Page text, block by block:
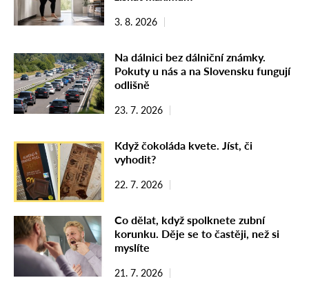
3. 8. 2026
Na dálnici bez dálniční známky.
Pokuty u nás a na Slovensku fungují
odlišně
23. 7. 2026
Když čokoláda kvete. Jíst, či
vyhodit?
22. 7. 2026
Co dělat, když spolknete zubní
korunku. Děje se to častěji, než si
myslíte
21. 7. 2026